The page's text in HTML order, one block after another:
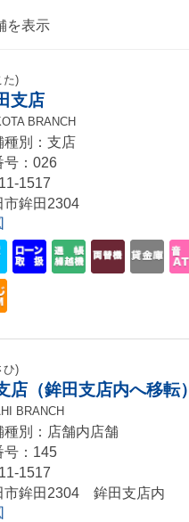
を表示
た)
支店
BRANCH
種別：支店
号：026
1517
市鉾田2304
ひ)
店（鉾田支店内へ移転）
BRANCH
種別：店舗内店舗
号：145
1517
市鉾田2304 鉾田支店内